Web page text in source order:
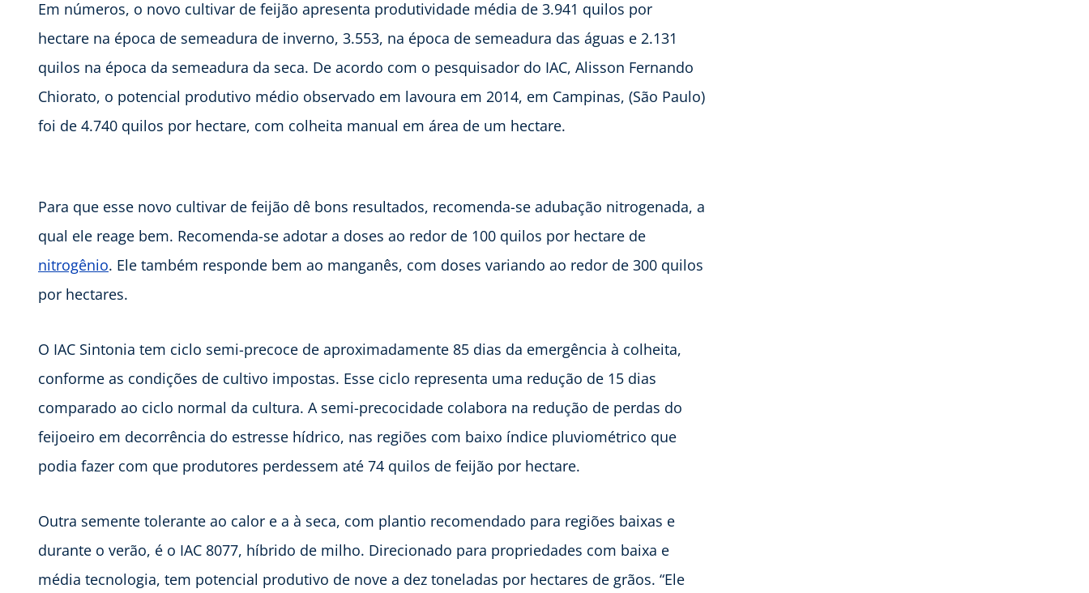
Em números, o novo cultivar de feijão apresenta produtividade média de 3.941 quilos por
hectare na época de semeadura de inverno, 3.553, na época de semeadura das águas e 2.131
quilos na época da semeadura da seca. De acordo com o pesquisador do IAC, Alisson Fernando
Chiorato, o potencial produtivo médio observado em lavoura em 2014, em Campinas, (São Paulo)
foi de 4.740 quilos por hectare, com colheita manual em área de um hectare.
Para que esse novo cultivar de feijão dê bons resultados, recomenda-se adubação nitrogenada, a
qual ele reage bem. Recomenda-se adotar a doses ao redor de 100 quilos por hectare de
nitrogênio. Ele também responde bem ao manganês, com doses variando ao redor de 300 quilos
por hectares.
O IAC Sintonia tem ciclo semi-precoce de aproximadamente 85 dias da emergência à colheita,
conforme as condições de cultivo impostas. Esse ciclo representa uma redução de 15 dias
comparado ao ciclo normal da cultura. A semi-precocidade colabora na redução de perdas do
feijoeiro em decorrência do estresse hídrico, nas regiões com baixo índice pluviométrico que
podia fazer com que produtores perdessem até 74 quilos de feijão por hectare.
Outra semente tolerante ao calor e a à seca, com plantio recomendado para regiões baixas e
durante o verão, é o IAC 8077, híbrido de milho. Direcionado para propriedades com baixa e
média tecnologia, tem potencial produtivo de nove a dez toneladas por hectares de grãos. “Ele